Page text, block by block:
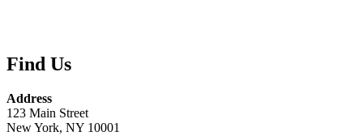
Find Us
Address
123 Main Street
New York, NY 10001